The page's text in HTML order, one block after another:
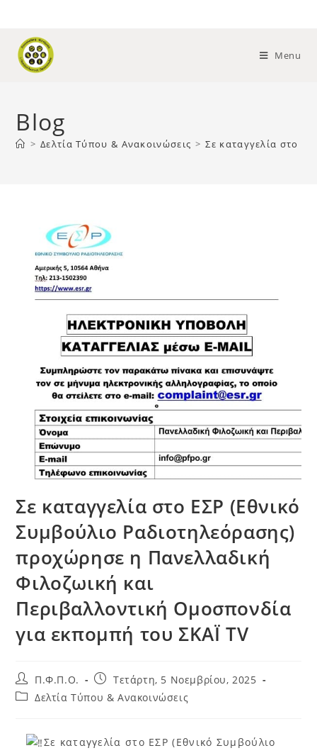
Menu
Blog
> Δελτία Τύπου & Ανακοινώσεις > Σε καταγγελία στο
Σε καταγγελία στο ΕΣΡ (Εθνικό
Συμβούλιο Ραδιοτηλεόρασης)
προχώρησε η Πανελλαδική
Φιλοζωική και
Περιβαλλοντική Ομοσπονδία
για εκπομπή του ΣΚΑΪ ΤV
Π.Φ.Π.Ο.
Τετάρτη, 5 Νοεμβρίου, 2025
Δελτία Τύπου & Ανακοινώσεις
Σε καταγγελία στο ΕΣΡ (Εθνικό Συμβούλιο